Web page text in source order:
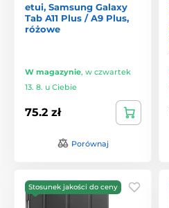
etui, Samsung Galaxy
Tab A11 Plus / A9 Plus,
różowe
W magazynie, w czwartek
13. 8. u Ciebie
75.2 zł
Porównaj
Stosunek jakości do ceny